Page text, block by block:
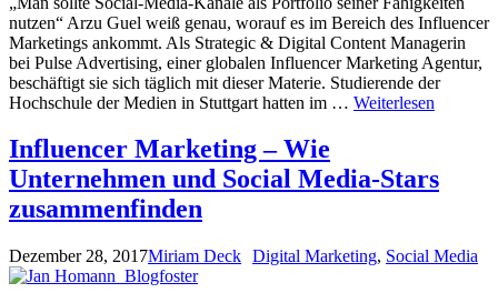
nutzen“ Arzu Guel weiß genau, worauf es im Bereich des Influencer
Marketings ankommt. Als Strategic & Digital Content Managerin
bei Pulse Advertising, einer globalen Influencer Marketing Agentur,
beschäftigt sie sich täglich mit dieser Materie. Studierende der
Hochschule der Medien in Stuttgart hatten im … Weiterlesen
Influencer Marketing – Wie
Unternehmen und Social Media-Stars
zusammenfinden
Dezember 28, 2017Miriam Deck Digital Marketing, Social Media